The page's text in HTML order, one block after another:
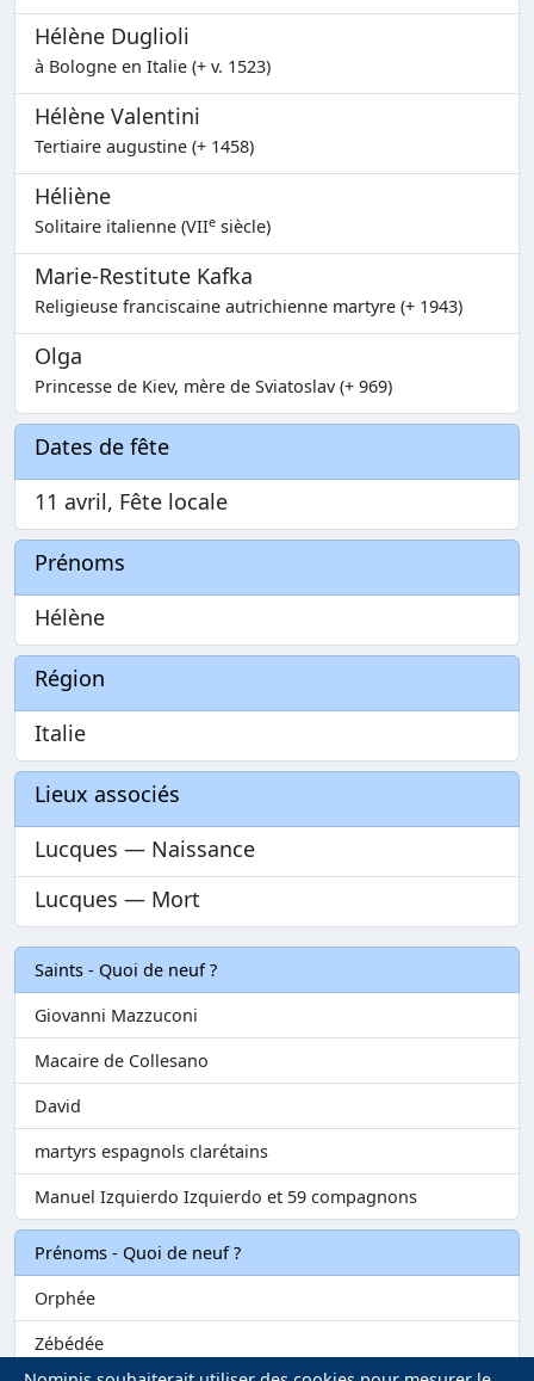
Hélène Duglioli
à Bologne en Italie (+ v. 1523)
Hélène Valentini
Tertiaire augustine (+ 1458)
Héliène
Solitaire italienne (VIIe siècle)
Marie-Restitute Kafka
Religieuse franciscaine autrichienne martyre (+ 1943)
Olga
Princesse de Kiev, mère de Sviatoslav (+ 969)
Dates de fête
11 avril, Fête locale
Prénoms
Hélène
Région
Italie
Lieux associés
Lucques — Naissance
Lucques — Mort
Saints - Quoi de neuf ?
Giovanni Mazzuconi
Macaire de Collesano
David
martyrs espagnols clarétains
Manuel Izquierdo Izquierdo et 59 compagnons
Prénoms - Quoi de neuf ?
Orphée
Zébédée